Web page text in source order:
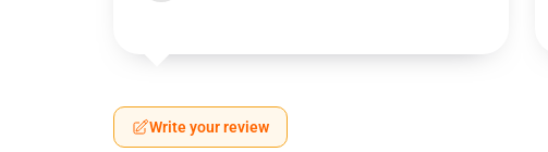
Write your review